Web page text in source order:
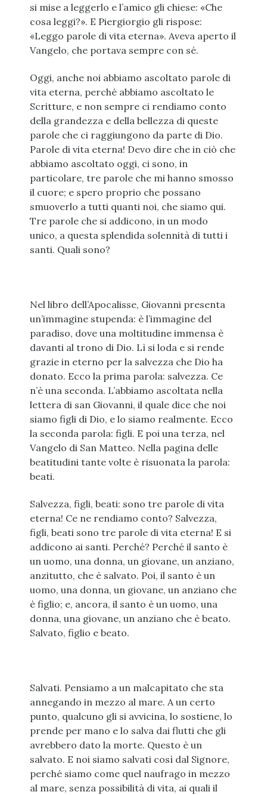
si mise a leggerlo e l’amico gli chiese: «Che
cosa leggi?». E Piergiorgio gli rispose:
«Leggo parole di vita eterna». Aveva aperto il
Vangelo, che portava sempre con sé.
Oggi, anche noi abbiamo ascoltato parole di
vita eterna, perché abbiamo ascoltato le
Scritture, e non sempre ci rendiamo conto
della grandezza e della bellezza di queste
parole che ci raggiungono da parte di Dio.
Parole di vita eterna! Devo dire che in ciò che
abbiamo ascoltato oggi, ci sono, in
particolare, tre parole che mi hanno smosso
il cuore; e spero proprio che possano
smuoverlo a tutti quanti noi, che siamo qui.
Tre parole che si addicono, in un modo
unico, a questa splendida solennità di tutti i
santi. Quali sono?
Nel libro dell’Apocalisse, Giovanni presenta
un’immagine stupenda: è l’immagine del
paradiso, dove una moltitudine immensa è
davanti al trono di Dio. Lì si loda e si rende
grazie in eterno per la salvezza che Dio ha
donato. Ecco la prima parola: salvezza. Ce
n’è una seconda. L’abbiamo ascoltata nella
lettera di san Giovanni, il quale dice che noi
siamo figli di Dio, e lo siamo realmente. Ecco
la seconda parola: figli. E poi una terza, nel
Vangelo di San Matteo. Nella pagina delle
beatitudini tante volte è risuonata la parola:
beati.
Salvezza, figli, beati: sono tre parole di vita
eterna! Ce ne rendiamo conto? Salvezza,
figli, beati sono tre parole di vita eterna! E si
addicono ai santi. Perché? Perché il santo è
un uomo, una donna, un giovane, un anziano,
anzitutto, che è salvato. Poi, il santo è un
uomo, una donna, un giovane, un anziano che
è figlio; e, ancora, il santo è un uomo, una
donna, una giovane, un anziano che è beato.
Salvato, figlio e beato.
Salvati. Pensiamo a un malcapitato che sta
annegando in mezzo al mare. A un certo
punto, qualcuno gli si avvicina, lo sostiene, lo
prende per mano e lo salva dai flutti che gli
avrebbero dato la morte. Questo è un
salvato. E noi siamo salvati così dal Signore,
perché siamo come quel naufrago in mezzo
al mare, senza possibilità di vita, ai quali il